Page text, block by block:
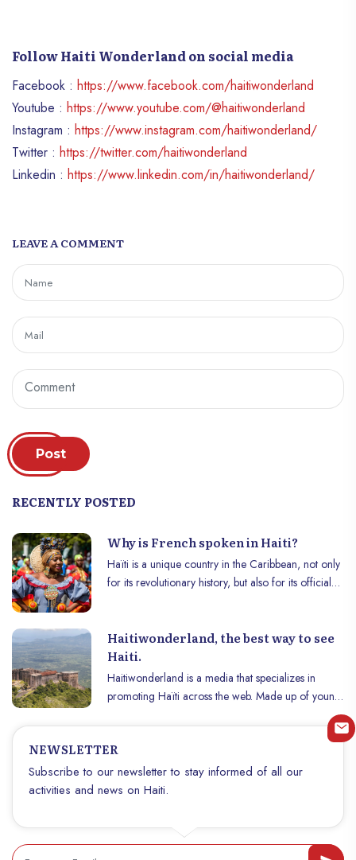
Follow Haiti Wonderland on social media
Facebook : https://www.facebook.com/haitiwonderland
Youtube : https://www.youtube.com/@haitiwonderland
Instagram : https://www.instagram.com/haitiwonderland/
Twitter : https://twitter.com/haitiwonderland
Linkedin : https://www.linkedin.com/in/haitiwonderland/
LEAVE A COMMENT
Post
RECENTLY POSTED
Why is French spoken in Haiti?
Haïti is a unique country in the Caribbean, not only
for its revolutionary history, but also for its official
central role in the country’s administration,
education, and culture. But why is this language so
present in a country with African and Caribbean
roots? This article explores the historical, cultural,
Haitiwonderland, the best way to see
Haiti.
Haitiwonderland is a media that specializes in
promoting Haïti across the web. Made up of young
completely different story coming from the country
alongside the one told repeatedly and on purpose
by the numerous international media.
NEWSLETTER
Subscribe to our newsletter to stay informed of all our
activities and news on Haiti.